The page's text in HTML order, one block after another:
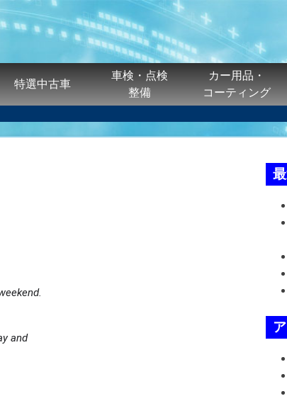
特選中古車
車検・点検
整備
カー用品・
コーティング
and